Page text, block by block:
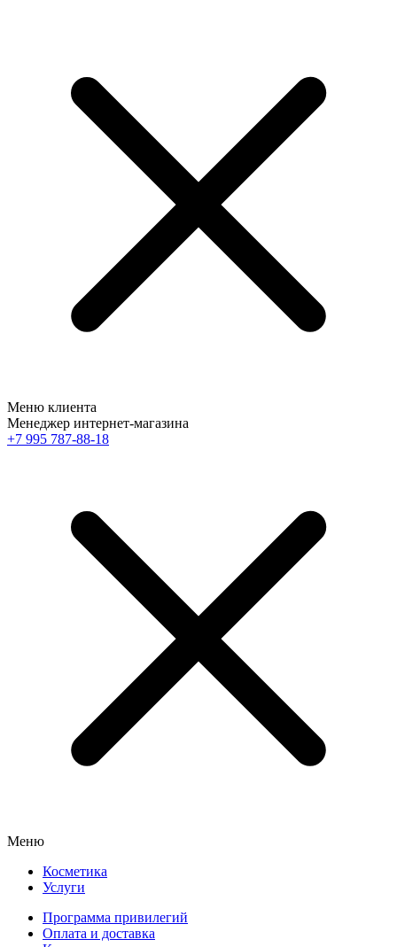
Меню клиента
Менеджер интернет-магазина
+7 995 787-88-18
Меню
Косметика
Услуги
Программа привилегий
Оплата и доставка